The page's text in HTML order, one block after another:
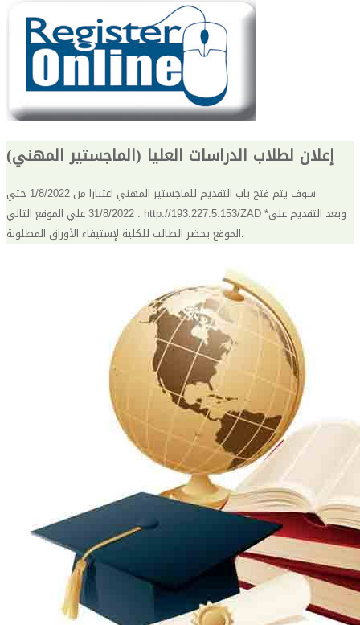
إعلان لطلاب الدراسات العليا (الماجستير المهني)
سوف يتم فتح باب التقديم للماجستير المهني اعتبارا من 1/8/2022 حتي
31/8/2022 علي الموقع التالي : http://193.227.5.153/ZAD *وبعد التقديم على
الموقع يحضر الطالب للكلية لإستيفاء الأوراق المطلوبة.